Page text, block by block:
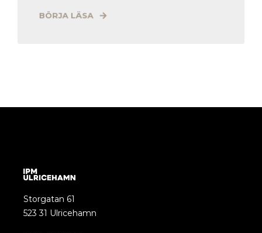
BÖRJA LÄSA
Storgatan 61
523 31 Ulricehamn